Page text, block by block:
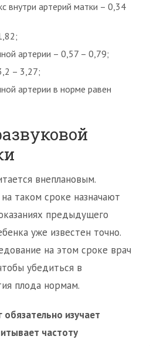
внутри артерий матки – 0,34
артерии – 0,57 – 0,79;
– 3,27;
артерии в норме равен
внеплановым.
таком сроке назначают
предыдущего
уже известен точно.
на этом сроке врач
убедиться в
плода нормам.
изучает
частоту